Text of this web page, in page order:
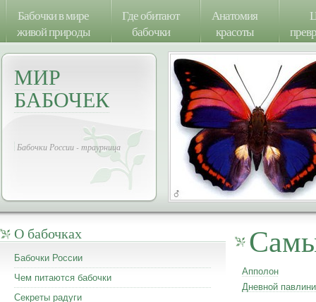
Бабочки в мире
живой природы
Где обитают
бабочки
Анатомия
красоты
МИР
БАБОЧЕК
Бабочки России - траурница
О бабочках
Бабочки России
Чем питаются бабочки
Секреты радуги
Апполон
Дневной